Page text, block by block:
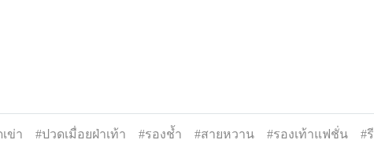
ข่า #ปวดเมื่อยฝ่าเท้า #รองช้ำ #สายหวาน #รองเท้าแฟชั่น #